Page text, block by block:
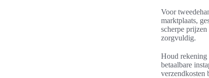
Voor
marktplaats,
scherpe
zorgvuldig.
Houd
betaalbare
verzendkosten